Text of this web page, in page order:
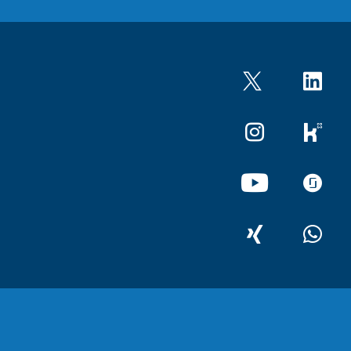
Twitter LinkedIn
Instagram kununu
YouTube
XING